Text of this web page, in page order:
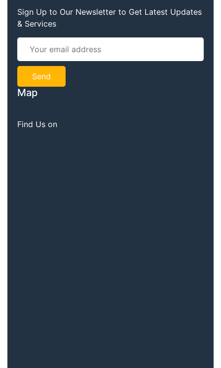
Sign Up to Our Newsletter to Get Latest Updates
& Services
Map
Find Us on